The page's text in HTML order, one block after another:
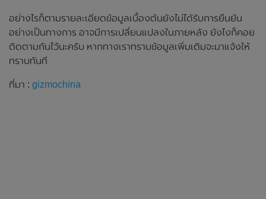
อย่างไรก็ตามรายละเอียดข้อมูลเบื้องต้นยังไม่ได้รับการยืนยัน
อย่างเป็นทางการ อาจมีการเปลี่ยนแปลงในภายหลัง ยังไงก็คอย
ติดตามกันไว้นะครับ หากทางเราทราบข้อมูลเพิ่มเติมจะมาแจ้งให้
ทราบทันที
ที่มา : gizmochina